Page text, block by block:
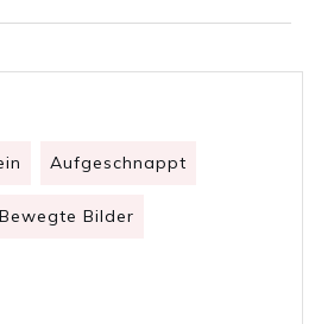
Aufgeschnappt
Bewegte Bilder